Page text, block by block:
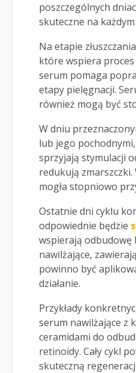
poszczególnych
skuteczne na
Na etapie
które wspiera
serum pomaga
etapy pielęgnacji.
również mogą być
W dniu
lub jego
sprzyjają stymulacji
redukują
mogła stopniowo
Ostatnie dni cyklu
odpowiednie będzie
wspierają odbudowę
nawilżające,
powinno być
działanie.
Przykłady
serum nawilżające z
ceramidami do
retinoidy. Cały cykl
skuteczną